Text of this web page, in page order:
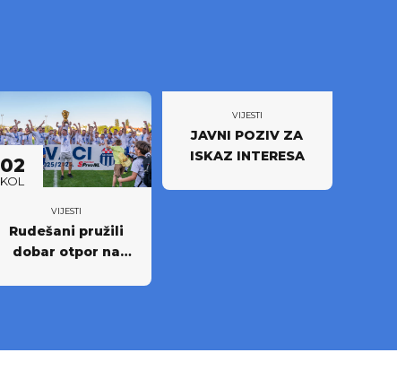
02
KOL
VIJESTI
Rudešani pružili
dobar otpor na
VIJESTI
JAVNI POZIV ZA
ISKAZ INTERESA